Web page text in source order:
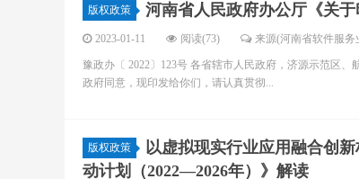
版权政策 河南省人民政府办公厅《关
2023-01-11 阅读(73) 来源(河南省软件服务
豫政办〔 2022〕123号 各省辖市人民政府，济源示范区
政府同意，现印发给你们，请认真贯彻...
版权政策
以虚拟现实行业应用融合创
动计划（2022—2026年）》解读